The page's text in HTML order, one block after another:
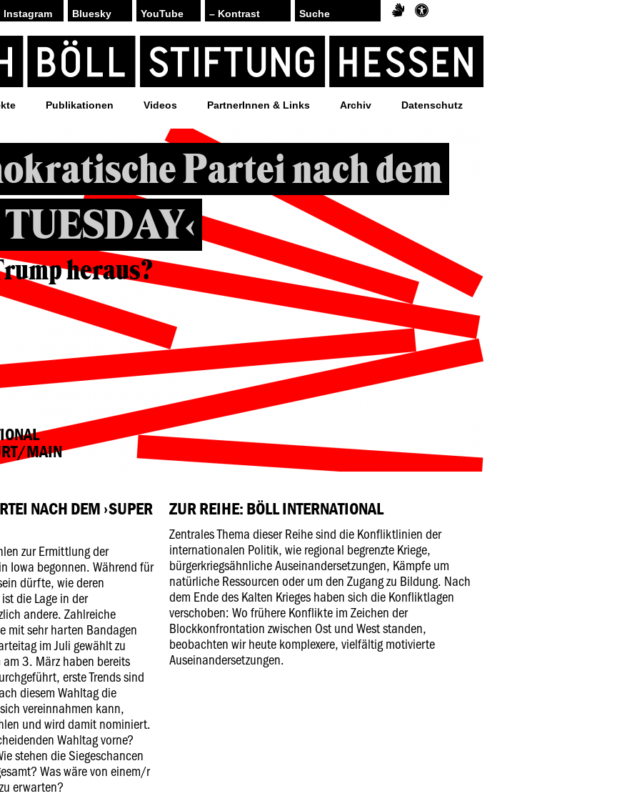
Instagram Bluesky YouTube – Kontrast
Publikationen Videos PartnerInnen & Links Archiv Datenschutz
Partei nach dem
heraus?
MAIN
NACH DEM ›SUPER
zur Ermittlung der
Iowa begonnen. Während für
dürfte, wie deren
die Lage in der
andere. Zahlreiche
mit sehr harten Bandagen
im Juli gewählt zu
am 3. März haben bereits
erste Trends sind
diesem Wahltag die
vereinnahmen kann,
und wird damit nominiert.
Wahltag vorne?
stehen die Siegeschancen
Was wäre von einem/r
erwarten?
ZUR REIHE: BÖLL INTERNATIONAL
Zentrales Thema dieser Reihe sind die Konfliktlinien der
internationalen Politik, wie regional begrenzte Kriege,
bürgerkriegsähnliche Auseinandersetzungen, Kämpfe um
natürliche Ressourcen oder um den Zugang zu Bildung. Nach
dem Ende des Kalten Krieges haben sich die Konfliktlagen
verschoben: Wo frühere Konflikte im Zeichen der
Blockkonfrontation zwischen Ost und West standen,
beobachten wir heute komplexere, vielfältig motivierte
Auseinandersetzungen.